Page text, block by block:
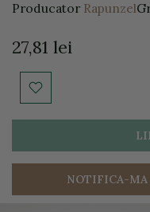
Producator Rapunzel
27,81 lei
NOTIFICA-MA